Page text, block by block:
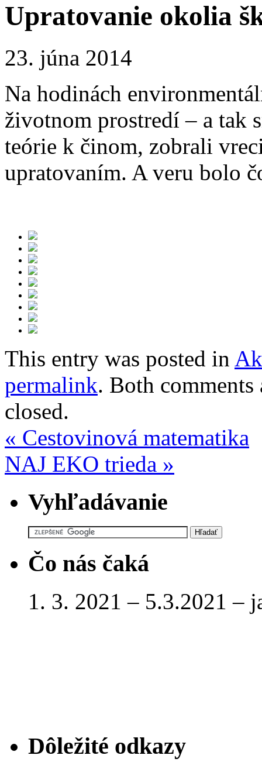
Upratovanie okolia
23. júna 2014
Na hodinách
životnom prostredí – a tak
teórie k činom, zobrali
upratovaním. A veru bolo
This entry was posted in
permalink. Both
closed.
« Cestovinová matematika
NAJ EKO trieda »
Vyhľadávanie
Čo nás čaká
1. 3. 2021 – 5.3.2021 –
Dôležité odkazy